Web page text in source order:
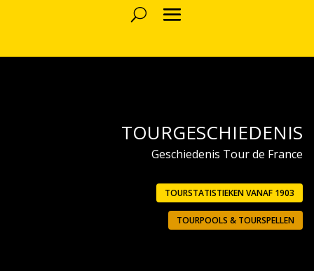
TOURGESCHIEDENIS
Geschiedenis Tour de France
TOURSTATISTIEKEN VANAF 1903
TOURPOOLS & TOURSPELLEN